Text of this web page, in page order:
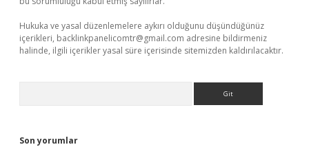
Hukuka ve yasal düzenlemelere aykırı olduğunu düşündüğünüz
içerikleri, backlinkpanelicomtr@gmail.com adresine bildirmeniz
halinde, ilgili içerikler yasal süre içerisinde sitemizden kaldırılacaktır.
Son yorumlar